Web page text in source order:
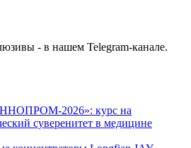
- в нашем Telegram-канале.
2026»: курс на
суверенитет в медицине